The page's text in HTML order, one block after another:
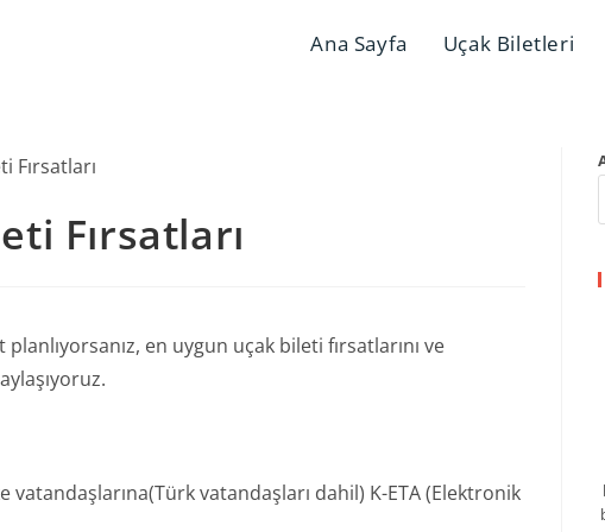
Ana Sayfa Uçak Biletleri
Fırsatları
en uygun uçak bileti fırsatlarını ve
vatandaşları dahil) K-ETA (Elektronik